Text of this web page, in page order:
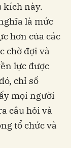
kích này.
là mức
hơn của các
chờ đợi và
lực được
chỉ số
mọi người
câu hỏi và
tổ chức và